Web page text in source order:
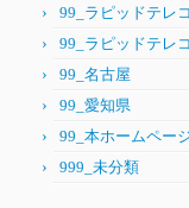
99_ラピッドテレ
99_ラピッドテレ
99_名古屋
99_愛知県
99_本ホームペー
999_未分類